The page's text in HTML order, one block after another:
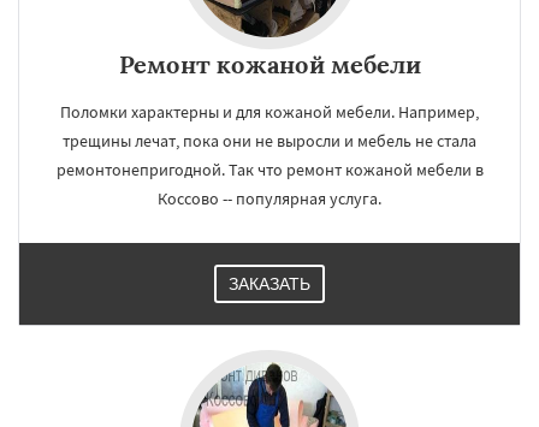
Ремонт кожаной мебели
Поломки характерны и для кожаной мебели. Например,
трещины лечат, пока они не выросли и мебель не стала
ремонтонепригодной. Так что ремонт кожаной мебели в
Коссово -- популярная услуга.
ЗАКАЗАТЬ